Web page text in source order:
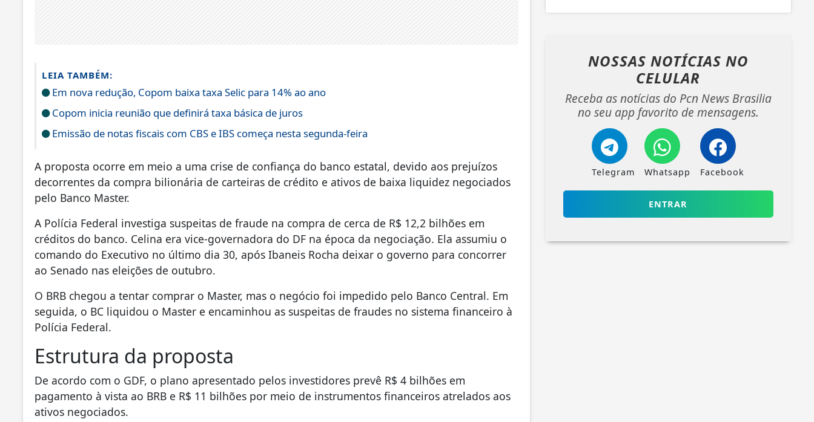
LEIA TAMBÉM:
Em nova redução, Copom baixa taxa Selic para 14% ao ano
Copom inicia reunião que definirá taxa básica de juros
Emissão de notas fiscais com CBS e IBS começa nesta segunda-feira
A proposta ocorre em meio a uma crise de confiança do banco estatal, devido aos prejuízos
decorrentes da compra bilionária de carteiras de crédito e ativos de baixa liquidez negociados
pelo Banco Master.
A Polícia Federal investiga suspeitas de fraude na compra de cerca de R$ 12,2 bilhões em
créditos do banco. Celina era vice-governadora do DF na época da negociação. Ela assumiu o
comando do Executivo no último dia 30, após Ibaneis Rocha deixar o governo para concorrer
ao Senado nas eleições de outubro.
O BRB chegou a tentar comprar o Master, mas o negócio foi impedido pelo Banco Central. Em
seguida, o BC liquidou o Master e encaminhou as suspeitas de fraudes no sistema financeiro à
Polícia Federal.
Estrutura da proposta
De acordo com o GDF, o plano apresentado pelos investidores prevê R$ 4 bilhões em
pagamento à vista ao BRB e R$ 11 bilhões por meio de instrumentos financeiros atrelados aos
ativos negociados.
NOSSAS NOTÍCIAS NO
CELULAR
Receba as notícias do Pcn News Brasilia
no seu app favorito de mensagens.
Telegram Whatsapp Facebook
ENTRAR